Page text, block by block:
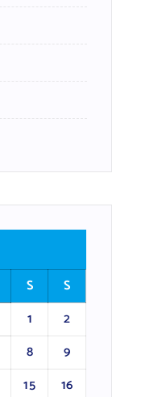
S
S
1
2
8
9
15
16